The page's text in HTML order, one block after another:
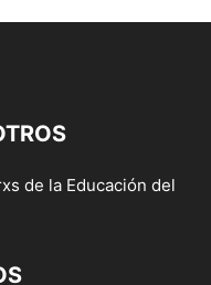
de la Educación del